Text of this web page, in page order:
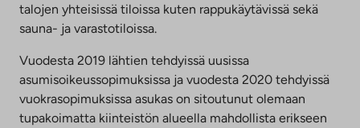
talojen yhteisissä tiloissa kuten rappukäytävissä sekä
sauna- ja varastotiloissa.
Vuodesta 2019 lähtien tehdyissä uusissa
asumisoikeussopimuksissa ja vuodesta 2020 tehdyissä
vuokrasopimuksissa asukas on sitoutunut olemaan
tupakoimatta kiinteistön alueella mahdollista erikseen